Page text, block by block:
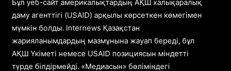
Бұл уеб-сайт америкалықтардың АҚШ халықаралық
даму агенттігі (USAID) арқылы көрсеткен көмегімен
мүмкін болды. Internews Қазақстан
жарияланымдардың мазмұнына жауап береді, бұл
АҚШ Үкіметі немесе USAID позициясын міндетті
түрде білдірмейді. «Медиасын» бөліміндегі